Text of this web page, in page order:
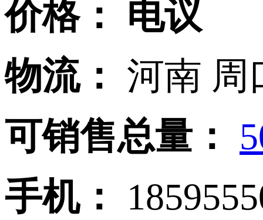
价格：
电议
物流： 河南 周
可销售总量：
手机：